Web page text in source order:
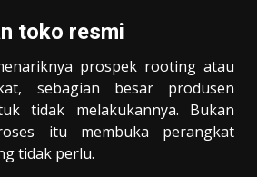
toko resmi
prospek rooting atau
sebagian besar produsen
tidak melakukannya. Bukan
itu membuka perangkat
tidak perlu.